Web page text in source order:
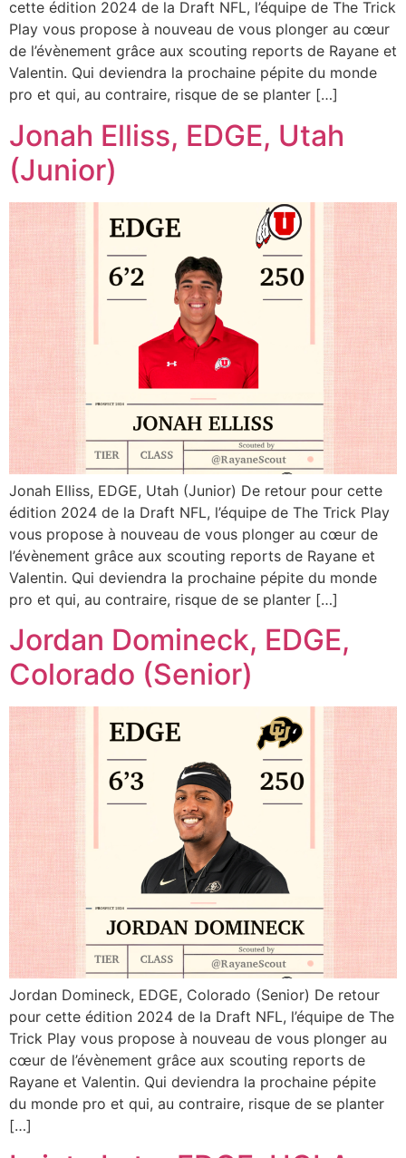
cette édition 2024 de la Draft NFL, l’équipe de The Trick
Play vous propose à nouveau de vous plonger au cœur
de l’évènement grâce aux scouting reports de Rayane et
Valentin. Qui deviendra la prochaine pépite du monde
pro et qui, au contraire, risque de se planter […]
Jonah Elliss, EDGE, Utah
(Junior)
Jonah Elliss, EDGE, Utah (Junior) De retour pour cette
édition 2024 de la Draft NFL, l’équipe de The Trick Play
vous propose à nouveau de vous plonger au cœur de
l’évènement grâce aux scouting reports de Rayane et
Valentin. Qui deviendra la prochaine pépite du monde
pro et qui, au contraire, risque de se planter […]
Jordan Domineck, EDGE,
Colorado (Senior)
Jordan Domineck, EDGE, Colorado (Senior) De retour
pour cette édition 2024 de la Draft NFL, l’équipe de The
Trick Play vous propose à nouveau de vous plonger au
cœur de l’évènement grâce aux scouting reports de
Rayane et Valentin. Qui deviendra la prochaine pépite
du monde pro et qui, au contraire, risque de se planter
[…]